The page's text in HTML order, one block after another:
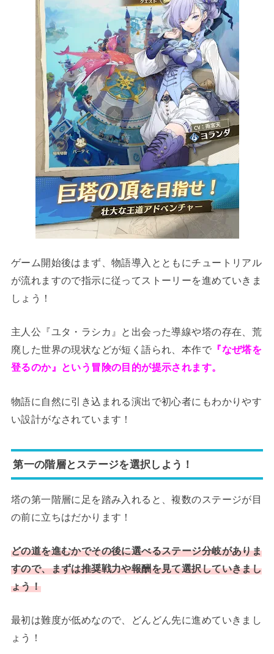
ゲーム開始後はまず、物語導入とともにチュートリアル
が流れますので指示に従ってストーリーを進めていきま
しょう！
主人公『ユタ・ラシカ』と出会った導線や塔の存在、荒
廃した世界の現状などが短く語られ、本作で 『なぜ塔を
登るのか』という冒険の目的が提示されます。
物語に自然に引き込まれる演出で初心者にもわかりやす
い設計がなされています！
第一の階層とステージを選択しよう！
塔の第一階層に足を踏み入れると、複数のステージが目
の前に立ちはだかります！
どの道を進むかでその後に選べるステージ分岐がありま
すので、まずは推奨戦力や報酬を見て選択していきまし
ょう！
最初は難度が低めなので、どんどん先に進めていきまし
ょう！